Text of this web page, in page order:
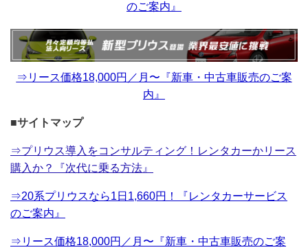
のご案内』
⇒リース価格18,000円／月〜『新車・中古車販売のご案
内』
■サイトマップ
⇒プリウス導入をコンサルティング！レンタカーかリース
購入か？『次代に乗る方法』
⇒20系プリウスなら1日1,660円！『レンタカーサービス
のご案内』
⇒リース価格18,000円／月〜『新車・中古車販売のご案